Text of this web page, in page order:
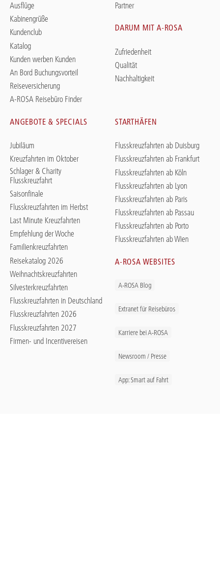
Ausflüge
Kabinengrüße
Kundenclub
Katalog
Kunden werben Kunden
An Bord Buchungsvorteil
Reiseversicherung
A-ROSA Reisebüro Finder
Partner
DARUM MIT A-ROSA
Zufriedenheit
Qualität
Nachhaltigkeit
ANGEBOTE & SPECIALS
Jubiläum
Kreuzfahrten im Oktober
Schlager & Charity
Flusskreuzfahrt
Saisonfinale
Flusskreuzfahrten im Herbst
Last Minute Kreuzfahrten
Empfehlung der Woche
Familienkreuzfahrten
Reisekatalog 2026
Weihnachtskreuzfahrten
Silvesterkreuzfahrten
Flusskreuzfahrten in Deutschland
Flusskreuzfahrten 2026
Flusskreuzfahrten 2027
Firmen- und Incentivereisen
STARTHÄFEN
Flusskreuzfahrten ab Duisburg
Flusskreuzfahrten ab Frankfurt
Flusskreuzfahrten ab Köln
Flusskreuzfahrten ab Lyon
Flusskreuzfahrten ab Paris
Flusskreuzfahrten ab Passau
Flusskreuzfahrten ab Porto
Flusskreuzfahrten ab Wien
A-ROSA WEBSITES
A-ROSA Blog
Extranet für Reisebüros
Karriere bei A-ROSA
Newsroom / Presse
App: Smart auf Fahrt